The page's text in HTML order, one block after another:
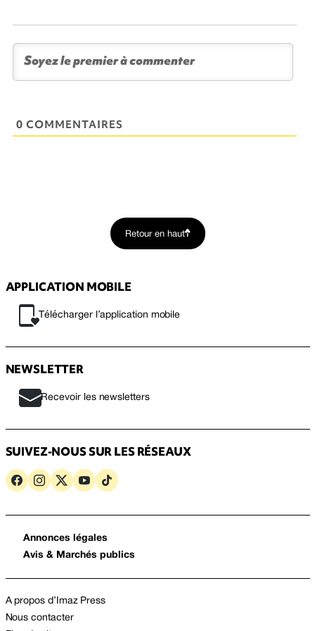
0 COMMENTAIRES
Retour en haut
APPLICATION MOBILE
Télécharger l’application mobile
NEWSLETTER
Recevoir les newsletters
SUIVEZ-NOUS SUR LES RÉSEAUX
Annonces légales
Avis & Marchés publics
A propos d’Imaz Press
Nous contacter